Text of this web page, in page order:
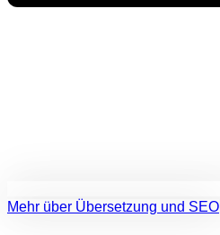
Mehr über Übersetzung und SEO